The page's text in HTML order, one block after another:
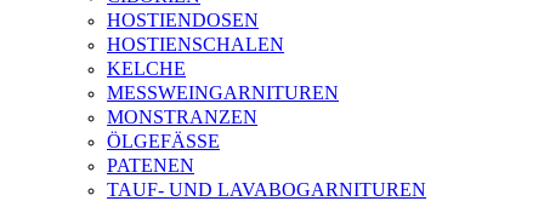
HOSTIENDOSEN
HOSTIENSCHALEN
KELCHE
MESSWEINGARNITUREN
MONSTRANZEN
ÖLGEFÄSSE
PATENEN
TAUF- UND LAVABOGARNITUREN